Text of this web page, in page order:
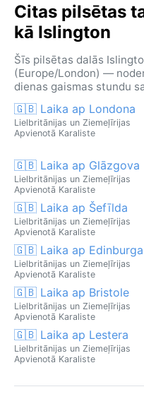
Citas pilsētas
kā Islington
Šīs pilsētas dalās
(Europe/London) —
dienas gaismas stundu
🇬🇧 Laika ap Londona
Lielbritānijas un Ziemeļīrijas
Apvienotā Karaliste
🇬🇧 Laika ap Glāzgova
Lielbritānijas un Ziemeļīrijas
Apvienotā Karaliste
🇬🇧 Laika ap Šefīlda
Lielbritānijas un Ziemeļīrijas
Apvienotā Karaliste
🇬🇧 Laika ap Edinburga
Lielbritānijas un Ziemeļīrijas
Apvienotā Karaliste
🇬🇧 Laika ap Bristole
Lielbritānijas un Ziemeļīrijas
Apvienotā Karaliste
🇬🇧 Laika ap Lestera
Lielbritānijas un Ziemeļīrijas
Apvienotā Karaliste